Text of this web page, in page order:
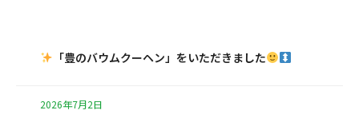
「豊のバウムクーヘン」をいただきました
2026年7月2日